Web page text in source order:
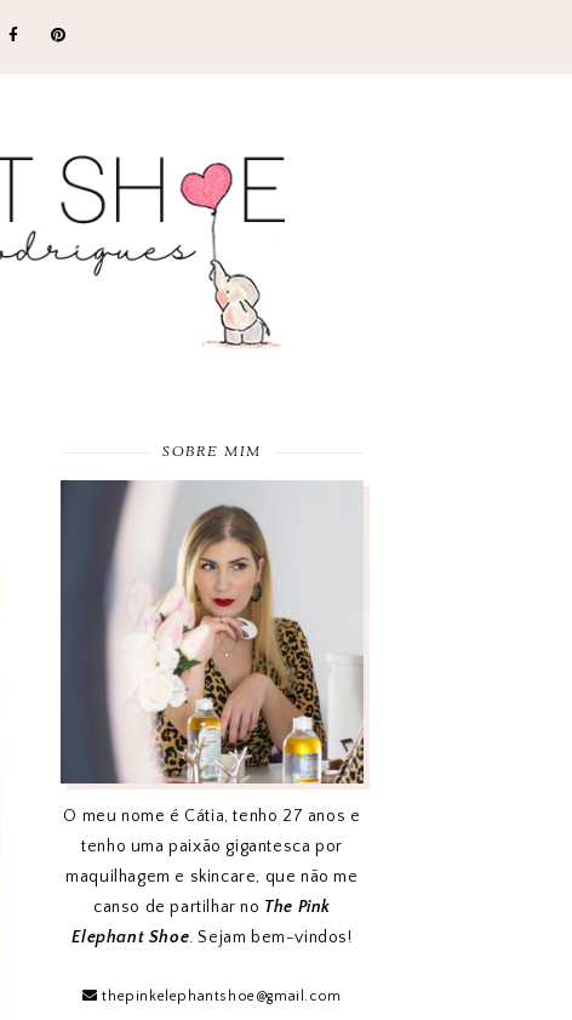
SOBRE MIM
O meu nome é Cátia, tenho 27 anos e
tenho uma paixão gigantesca por
maquilhagem e skincare, que não me
canso de partilhar no The Pink
Elephant Shoe. Sejam bem-vindos!
thepinkelephantshoe@gmail.com